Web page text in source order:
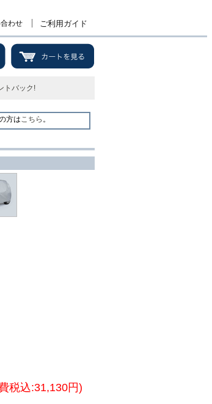
わせ ご利用ガイド
トバック!
方はこちら 。
税込:31,130円)